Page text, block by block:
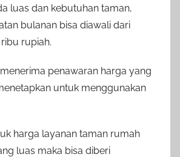
luas dan kebutuhan taman,
bulanan bisa diawali dari
rupiah.
penawaran harga yang
untuk menggunakan
harga layanan taman rumah
luas maka bisa diberi